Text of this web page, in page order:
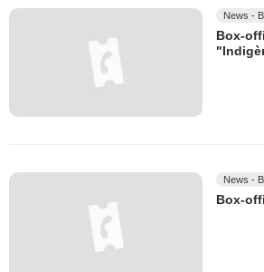
News -
Box-
News -
Box-